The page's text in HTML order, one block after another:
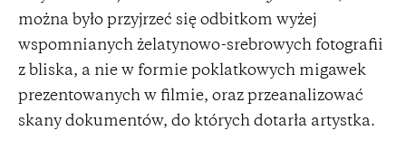
można było przyjrzeć się odbitkom wyżej
wspomnianych żelatynowo-srebrowych fotografii
z bliska, a nie w formie poklatkowych migawek
prezentowanych w filmie, oraz przeanalizować
skany dokumentów, do których dotarła artystka.